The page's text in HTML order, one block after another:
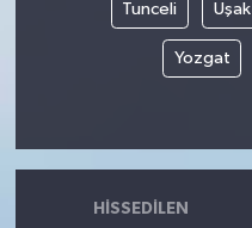
Tunceli Uşak
Yozgat
HISSEDILEN